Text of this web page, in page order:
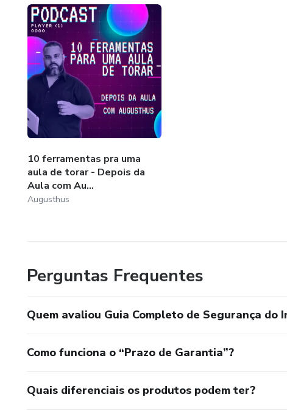
10 ferramentas pra uma
aula de torar - Depois da
Aula com Au...
Augusthus
Perguntas Frequentes
Quem avaliou Guia Completo de Segurança do
Como funciona o “Prazo de Garantia”?
Quais diferenciais os produtos podem ter?